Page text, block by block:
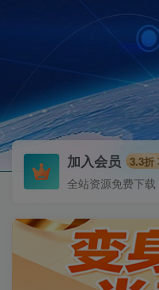
加入会员 3.3折
全站资源免费下载